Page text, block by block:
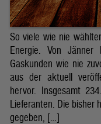
So viele wie nie
Energie. Von
Gaskunden wie nie
aus der aktuell
hervor. Insgesamt
Lieferanten. Die bisher
gegeben, […]